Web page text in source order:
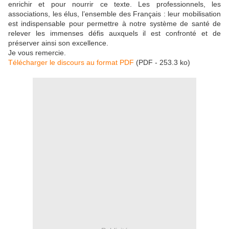
enrichir et pour nourrir ce texte. Les professionnels, les
associations, les élus, l’ensemble des Français : leur mobilisation
est indispensable pour permettre à notre système de santé de
relever les immenses défis auxquels il est confronté et de
préserver ainsi son excellence.
Je vous remercie.
Télécharger le discours au format PDF (PDF - 253.3 ko)